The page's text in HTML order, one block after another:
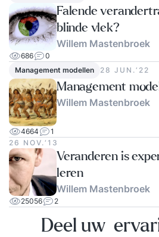
Falende
blinde vlek?
Willem Mastenbroek
686
0
Management modellen
28 JUN.‘22
Management
Willem Mastenbroek
4664
1
26 NOV.‘13
Veranderen is
leren
Willem Mastenbroek
25056 2
Deel uw